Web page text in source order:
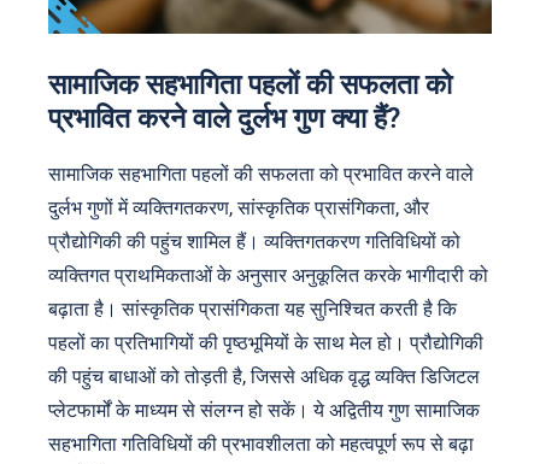
सामाजिक सहभागिता पहलों की सफलता को
प्रभावित करने वाले दुर्लभ गुण क्या हैं?
सामाजिक सहभागिता पहलों की सफलता को प्रभावित करने वाले
दुर्लभ गुणों में व्यक्तिगतकरण, सांस्कृतिक प्रासंगिकता, और
प्रौद्योगिकी की पहुंच शामिल हैं। व्यक्तिगतकरण गतिविधियों को
व्यक्तिगत प्राथमिकताओं के अनुसार अनुकूलित करके भागीदारी को
बढ़ाता है। सांस्कृतिक प्रासंगिकता यह सुनिश्चित करती है कि
पहलों का प्रतिभागियों की पृष्ठभूमियों के साथ मेल हो। प्रौद्योगिकी
की पहुंच बाधाओं को तोड़ती है, जिससे अधिक वृद्ध व्यक्ति डिजिटल
प्लेटफार्मों के माध्यम से संलग्न हो सकें। ये अद्वितीय गुण सामाजिक
सहभागिता गतिविधियों की प्रभावशीलता को महत्वपूर्ण रूप से बढ़ा